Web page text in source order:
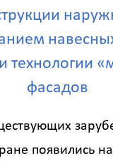
технологии
фасадов
появились